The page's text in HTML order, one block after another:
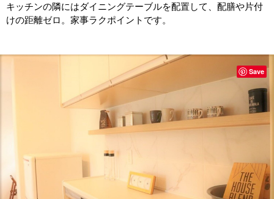
キッチンの隣にはダイニングテーブルを配置して、配膳や片付
けの距離ゼロ。家事ラクポイントです。
Save